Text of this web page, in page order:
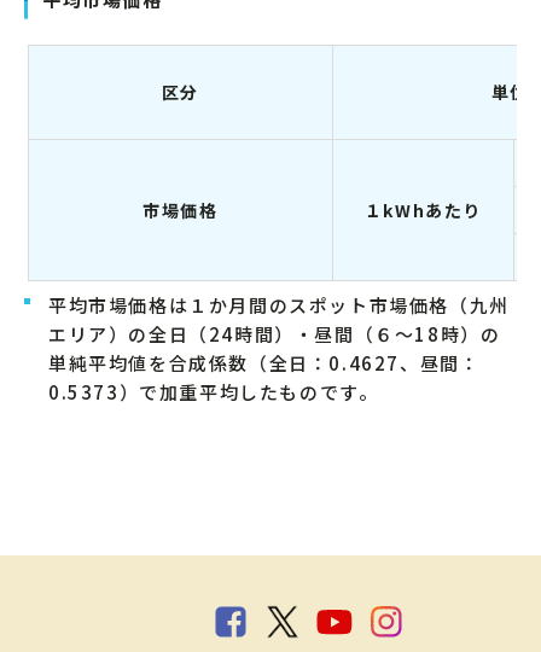
区分 単位
市場価格 １kWhあたり
平均市場価格は１か月間のスポット市場価格（九州
エリア）の全日（24時間）・昼間（６～18時）の
単純平均値を合成係数（全日：0.4627、昼間：
0.5373）で加重平均したものです。